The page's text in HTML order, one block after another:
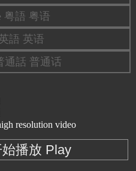
粤語 粤语
語 英语
通話 普通话
resolution video
播放 Play